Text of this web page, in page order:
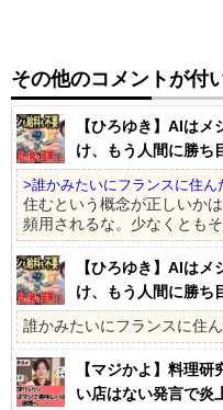
その他のコメントが付
【ひろゆき】AIは
け、もう人間に勝ち
>誰かみたいにフランスに住ん
住むという概念が正しいか
頻用されるな。少なくとも
【ひろゆき】AIは
け、もう人間に勝ち
誰かみたいにフランスに住ん
【マジかよ】料理
い店はない発言で炎